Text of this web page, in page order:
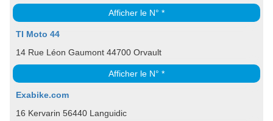
Afficher le N° *
TI Moto 44
14 Rue Léon Gaumont 44700 Orvault
Afficher le N° *
Exabike.com
16 Kervarin 56440 Languidic